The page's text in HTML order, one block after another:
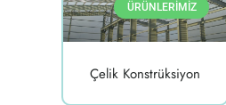
ÜRÜNLERİMİZ
Çelik Konstrüksiyon